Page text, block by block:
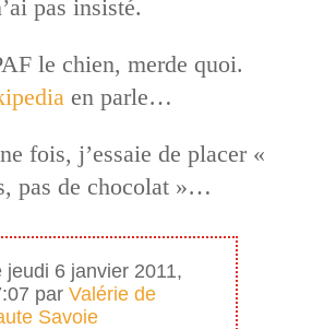
pas insisté.
le chien, merde quoi.
en parle…
fois, j’essaie de placer «
pas de chocolat »…
jeudi 6 janvier 2011,
par Valérie de
Savoie